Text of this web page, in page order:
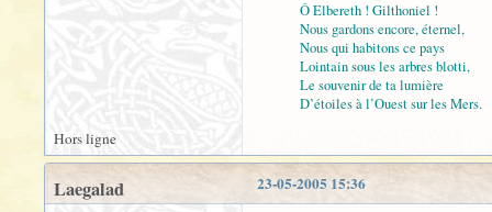
Ô Elbereth ! Gilthoniel !
Nous gardons encore, éternel,
Nous qui habitons ce pays
Lointain sous les arbres blotti,
Le souvenir de ta lumière
D’étoiles à l’Ouest sur les Mers.
Hors ligne
23-05-2005 15:36
Laegalad